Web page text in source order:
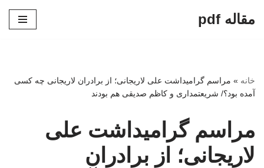
مقاله pdf
خانه » مراسم گرامیداشت علی لاریجانی؛ از برادران لاریجانی چه کسی
آمده بود؟/ شریعتمداری و کاظم صدیقی هم بودند
مراسم گرامیداشت علی
لاریجانی؛ از برادران